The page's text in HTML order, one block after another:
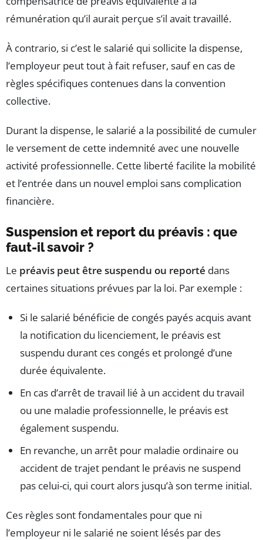
rémunération qu’il aurait perçue s’il avait travaillé.
À contrario, si c’est le salarié qui sollicite la dispense,
l’employeur peut tout à fait refuser, sauf en cas de
règles spécifiques contenues dans la convention
collective.
Durant la dispense, le salarié a la possibilité de cumuler
le versement de cette indemnité avec une nouvelle
activité professionnelle. Cette liberté facilite la mobilité
et l’entrée dans un nouvel emploi sans complication
financière.
Suspension et report du préavis : que
faut-il savoir ?
Le préavis peut être suspendu ou reporté dans
certaines situations prévues par la loi. Par exemple :
Si le salarié bénéficie de congés payés acquis avant
la notification du licenciement, le préavis est
suspendu durant ces congés et prolongé d’une
durée équivalente.
En cas d’arrêt de travail lié à un accident du travail
ou une maladie professionnelle, le préavis est
également suspendu.
En revanche, un arrêt pour maladie ordinaire ou
accident de trajet pendant le préavis ne suspend
pas celui-ci, qui court alors jusqu’à son terme initial.
Ces règles sont fondamentales pour que ni
l’employeur ni le salarié ne soient lésés par des